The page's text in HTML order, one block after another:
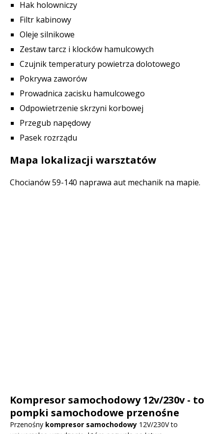
Hak holowniczy
Filtr kabinowy
Oleje silnikowe
Zestaw tarcz i klocków hamulcowych
Czujnik temperatury powietrza dolotowego
Pokrywa zaworów
Prowadnica zacisku hamulcowego
Odpowietrzenie skrzyni korbowej
Przegub napędowy
Pasek rozrządu
Mapa lokalizacji warsztatów
Chocianów 59-140 naprawa aut mechanik na mapie.
Kompresor samochodowy 12v/230v - to
pompki samochodowe przenośne
Przenośny kompresor samochodowy 12V/230V to